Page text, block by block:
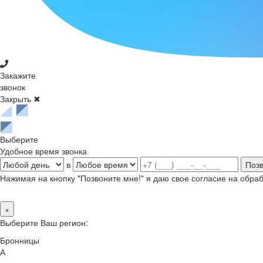
Закажите
звонок
Закрыть ✖
Выберите
Удобное время звонка
в
Нажимая на кнопку "Позвоните мне!" я даю свое согласие на
×
Выберите Ваш регион:
Бронницы
А